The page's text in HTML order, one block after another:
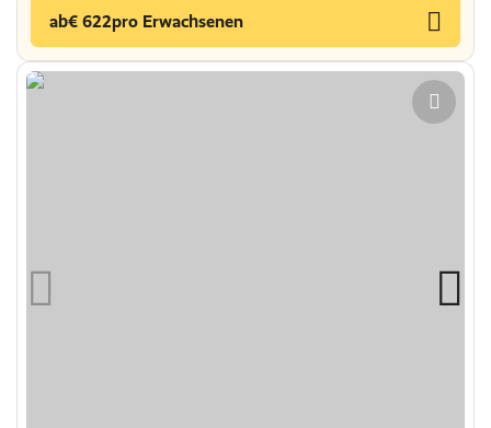
ab€ 622pro Erwachsenen